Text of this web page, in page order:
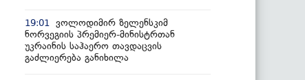
19:01
ვოლოდიმირ ზელენსკიმ
ნორვეგიის პრემიერ-მინისტრთან
უკრაინის საჰაერო თავდაცვის
გაძლიერება განიხილა